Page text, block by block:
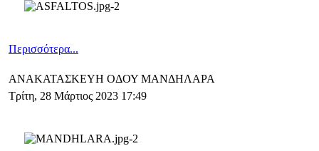
Περισσότερα...
ΑΝΑΚΑΤΑΣΚΕΥΗ ΟΔΟΥ ΜΑΝΔΗΛΑΡΑ
Τρίτη, 28 Μάρτιος 2023 17:49